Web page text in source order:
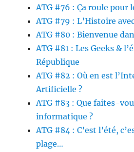
ATG #76 : Ça roule pour
ATG #79 : L’Histoire
ATG #80 : Bienvenue
ATG #81 : Les Geeks &
République
ATG #82 : Où en est
Artificielle ?
ATG #83 : Que faites-
informatique ?
ATG #84 : C’est l’été,
plage…